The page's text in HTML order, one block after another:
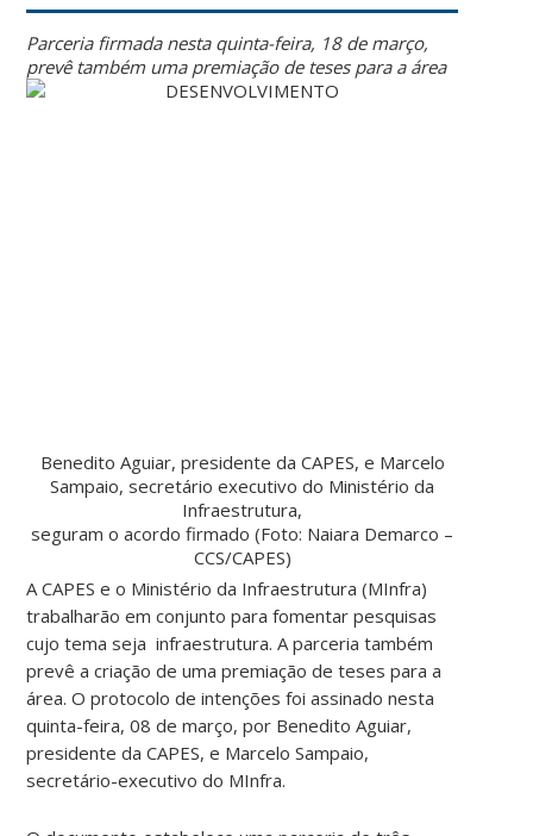
Parceria firmada nesta quinta-feira, 18 de março,
prevê também uma premiação de teses para a área
Benedito Aguiar, presidente da CAPES, e Marcelo
Sampaio, secretário executivo do Ministério da
Infraestrutura,
seguram o acordo firmado (Foto: Naiara Demarco –
CCS/CAPES)
A CAPES e o Ministério da Infraestrutura (MInfra)
trabalharão em conjunto para fomentar pesquisas
cujo tema seja infraestrutura. A parceria também
prevê a criação de uma premiação de teses para a
área. O protocolo de intenções foi assinado nesta
quinta-feira, 08 de março, por Benedito Aguiar,
presidente da CAPES, e Marcelo Sampaio,
secretário-executivo do MInfra.